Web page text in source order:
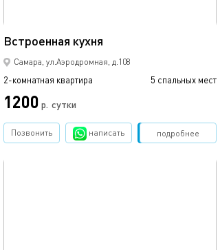
Встроенная кухня
Самара, ул.Аэродромная, д.108
2-комнатная квартира 5 спальных мест
1200 р. сутки
подробнее
Позвонить написать Забронировать